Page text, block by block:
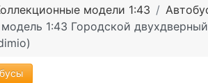
модели 1:43
1:43 Городской